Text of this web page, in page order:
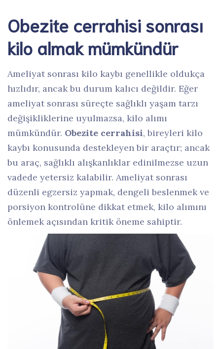
Obezite cerrahisi sonrası
kilo almak mümkündür
Ameliyat sonrası kilo kaybı genellikle oldukça
hızlıdır, ancak bu durum kalıcı değildir. Eğer
ameliyat sonrası süreçte sağlıklı yaşam tarzı
değişikliklerine uyulmazsa, kilo alımı
mümkündür. Obezite cerrahisi, bireyleri kilo
kaybı konusunda destekleyen bir araçtır; ancak
bu araç, sağlıklı alışkanlıklar edinilmezse uzun
vadede yetersiz kalabilir. Ameliyat sonrası
düzenli egzersiz yapmak, dengeli beslenmek ve
porsiyon kontrolüne dikkat etmek, kilo alımını
önlemek açısından kritik öneme sahiptir.